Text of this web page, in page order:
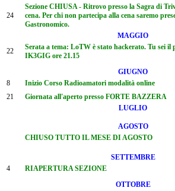
24
Sezione CHIUSA - Ritrovo presso la Sagra di
cena. Per chi non partecipa alla cena saremo
Gastronomico.
MAGGIO
22
Serata a tema: LoTW è stato hackerato. Tu sei il
IK3GIG ore 21.15
GIUGNO
8
Inizio Corso Radioamatori modalità online
21
Giornata all'aperto presso FORTE BAZZERA
LUGLIO
AGOSTO
CHIUSO TUTTO IL MESE DI AGOSTO
SETTEMBRE
4
RIAPERTURA SEZIONE
OTTOBRE